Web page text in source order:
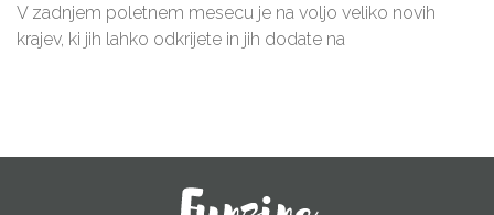
V zadnjem poletnem mesecu je na voljo veliko novih
krajev, ki jih lahko odkrijete in jih dodate na